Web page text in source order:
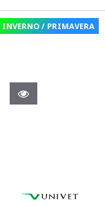
INVERNO / PRIMAVERA